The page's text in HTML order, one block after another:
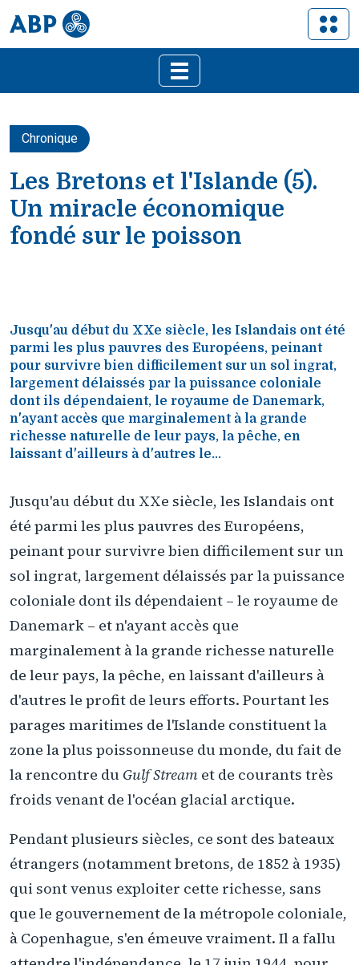
Chronique
Les Bretons et l'Islande (5).
Un miracle économique
fondé sur le poisson
Jusqu'au début du XXe siècle, les Islandais ont été
parmi les plus pauvres des Européens, peinant
pour survivre bien difficilement sur un sol ingrat,
largement délaissés par la puissance coloniale
dont ils dépendaient, le royaume de Danemark,
n'ayant accès que marginalement à la grande
richesse naturelle de leur pays, la pêche, en
laissant d'ailleurs à d'autres le...
Jusqu'au début du XXe siècle, les Islandais ont
été parmi les plus pauvres des Européens,
peinant pour survivre bien difficilement sur un
sol ingrat, largement délaissés par la puissance
coloniale dont ils dépendaient – le royaume de
Danemark – et n'ayant accès que
marginalement à la grande richesse naturelle
de leur pays, la pêche, en laissant d'ailleurs à
d'autres le profit de leurs efforts. Pourtant les
parages maritimes de l'Islande constituent la
zone la plus poissonneuse du monde, du fait de
la rencontre du Gulf Stream et de courants très
froids venant de l'océan glacial arctique.
Pendant plusieurs siècles, ce sont des bateaux
étrangers (notamment bretons, de 1852 à 1935)
qui sont venus exploiter cette richesse, sans
que le gouvernement de la métropole coloniale,
à Copenhague, s'en émeuve vraiment. Il a fallu